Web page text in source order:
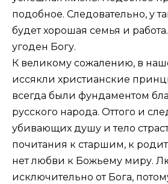
подобное. Следовательно, у
будет хорошая семья и
угоден Богу.
К великому сожалению, в
иссякли христианские
всегда были фундаментом
русского народа. Оттого и
убивающих душу и тело
почитания к старшим, к
нет любви к Божьему миру.
исключительно от Бога,